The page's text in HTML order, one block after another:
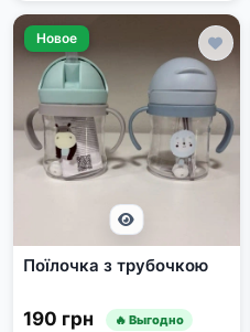
Новое
Поїлочка з трубочкою
190 грн 🔥 Выгодно